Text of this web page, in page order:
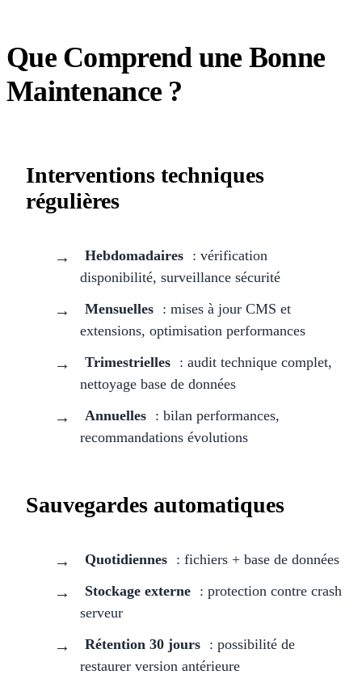
Que Comprend une Bonne
Maintenance ?
Interventions techniques
régulières
Hebdomadaires : vérification
disponibilité, surveillance sécurité
Mensuelles : mises à jour CMS et
extensions, optimisation performances
Trimestrielles : audit technique complet,
nettoyage base de données
Annuelles : bilan performances,
recommandations évolutions
Sauvegardes automatiques
Quotidiennes : fichiers + base de données
Stockage externe : protection contre crash
serveur
Rétention 30 jours : possibilité de
restaurer version antérieure